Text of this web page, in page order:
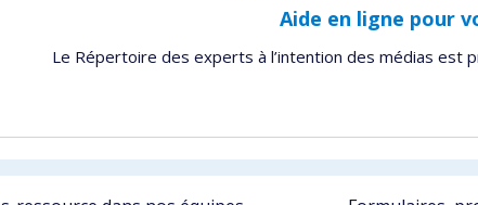
Aide en ligne pour
Le Répertoire des experts à l’intention des médias est